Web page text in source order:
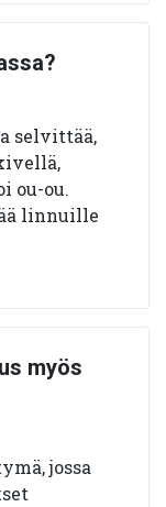
selvittää,
ou-ou.
linnuille
myös
jossa